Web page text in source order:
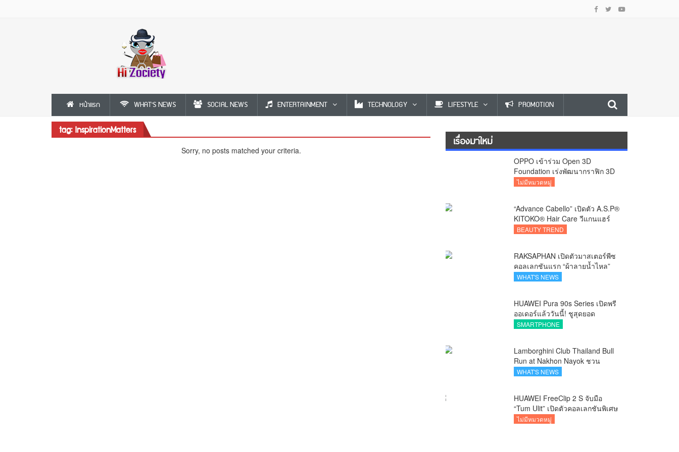
หน้าแรก WHAT'S NEWS SOCIAL NEWS ENTERTAINMENT TECHNOLOGY LIFESTYLE PROMOTION
tag: InspirationMatters
Sorry, no posts matched your criteria.
เรื่องมาใหม่
OPPO เข้าร่วม Open 3D
Foundation เร่งพัฒนากราฟิก 3D
บนอุปกรณ์มือถือ
ไม่มีหมวดหมู่
“Advance Cabello” เปิดตัว A.S.P®
KITOKO® Hair Care วีแกนแฮร์
แคร์ลักชัวรีจากอังกฤษ ยกระดับ
BEAUTY TREND
RAKSAPHAN เปิดตัวมาสเตอร์พีซ
คอลเลกชันแรก “ผ้าลายน้ำไหล”
ยกระดับภูมิปัญญาท้องถิ่นสู่งาน
WHAT'S NEWS
HUAWEI Pura 90s Series เปิดพรี
ออเดอร์แล้ววันนี้! ชูสุดยอด
นวัตกรรมกล้อง พร้อม AI อัจฉริยะ
SMARTPHONE
Lamborghini Club Thailand Bull
Run at Nakhon Nayok ชวน
คาราวานกระทิงดุ สัมผัสธรรมชาติ
WHAT'S NEWS
HUAWEI FreeClip 2 S จับมือ
“Tum Ulit” เปิดตัวคอลเลกชันพิเศษ
Space Explorer ถ่ายทอดศิลปะบน
ไม่มีหมวดหมู่